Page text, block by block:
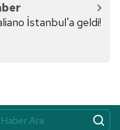
İstanbul'a geldi!